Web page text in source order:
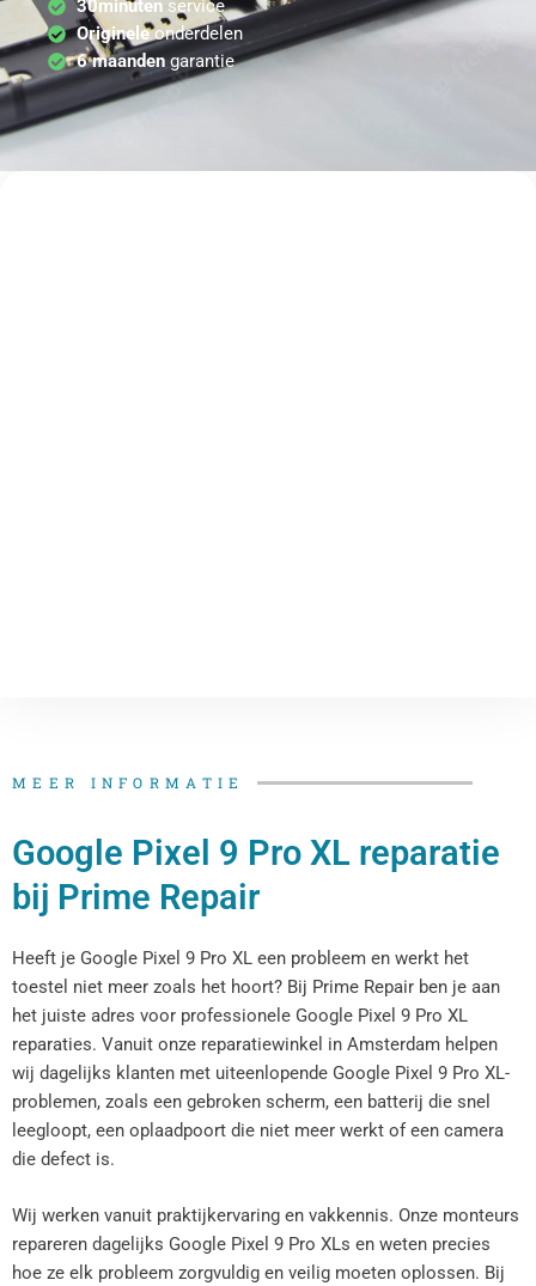
30minutenservice
Origineleonderdelen
6 maandengarantie
MEER INFORMATIE
Google Pixel 9 Pro XL reparatie
bij Prime Repair
Heeft je Google Pixel 9 Pro XL een probleem en werkt het
toestel niet meer zoals het hoort? Bij Prime Repair ben je aan
het juiste adres voor professionele Google Pixel 9 Pro XL
reparaties. Vanuit onze reparatiewinkel in Amsterdam helpen
wij dagelijks klanten met uiteenlopende Google Pixel 9 Pro XL-
problemen, zoals een gebroken scherm, een batterij die snel
leegloopt, een oplaadpoort die niet meer werkt of een camera
die defect is.
Wij werken vanuit praktijkervaring en vakkennis. Onze monteurs
repareren dagelijks Google Pixel 9 Pro XLs en weten precies
hoe ze elk probleem zorgvuldig en veilig moeten oplossen. Bij